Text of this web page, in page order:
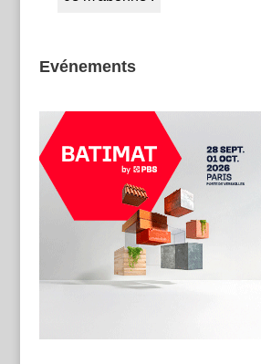
Evénements